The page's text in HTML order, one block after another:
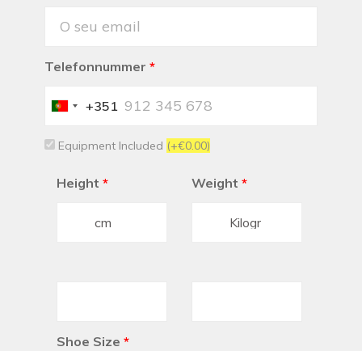
Telefonnummer *
Portugal
+351
Equipment Included (+€0.00)
Height * Weight *
Shoe Size *